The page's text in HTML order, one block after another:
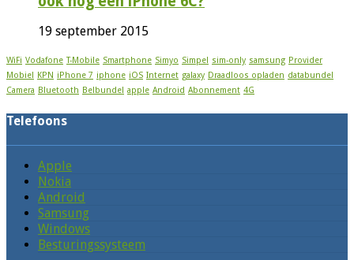
19 september 2015
WiFi Vodafone T-Mobile Smartphone Simyo Simpel sim-only samsung Provider
Mobiel
KPN iPhone 7 iphone iOS Internet galaxy Draadloos opladen databundel
Camera Bluetooth Belbundel apple Android Abonnement 4G
Telefoons
Apple
Nokia
Android
Samsung
Windows
Besturingssysteem